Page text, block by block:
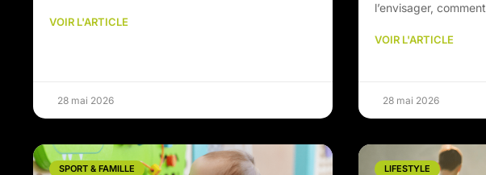
VOIR L'ARTICLE
28 mai 2026
l’envisager, comment
VOIR L'ARTICLE
28 mai 2026
SPORT & FAMILLE LIFESTYLE